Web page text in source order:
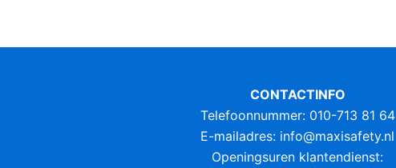
CONTACTINFO
Telefoonnummer: 010-713 81 64
E-mailadres: info@maxisafety.nl
Openingsuren klantendienst: